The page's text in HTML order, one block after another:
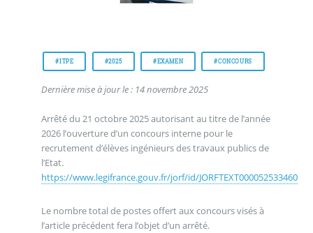
#ITPE #2025 #EXAMEN #CONCOURS
Dernière mise à jour le : 14 novembre 2025
Arrêté du 21 octobre 2025 autorisant au titre de l’année
2026 l’ouverture d’un concours interne pour le
recrutement d’élèves ingénieurs des travaux publics de
l’Etat.
https://www.legifrance.gouv.fr/jorf/id/JORFTEXT000052533460
Le nombre total de postes offert aux concours visés à
l’article précédent fera l’objet d’un arrêté.